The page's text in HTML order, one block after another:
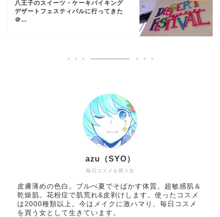
八王子のスイーツ・ケーキバイキング
デザートフェスティバルに行ってきた
＠...
毎日コスメを買う女
azu（SYO）
皮膚薄めの色白。ブルべ夏でそばかす体質。超敏感肌＆
乾燥肌。花粉症で肌荒れ&皮剥けします。使ったコスメ
は2000種類以上。今はメイクに激ハマり、毎日コスメ
を買う女として生きています。